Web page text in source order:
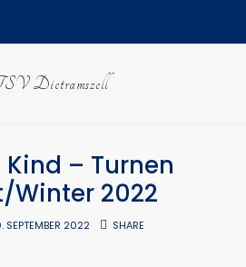
Kind – Turnen
Winter 2022
SEPTEMBER 2022 SHARE